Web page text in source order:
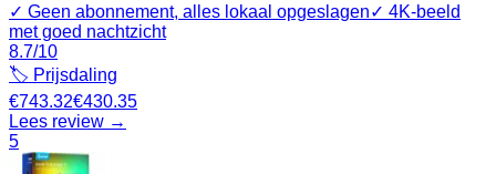
✓ Geen abonnement, alles lokaal opgeslagen✓ 4K-beeld
met goed nachtzicht
8.7/10
🏷️ Prijsdaling
€743.32€430.35
Lees review →
5